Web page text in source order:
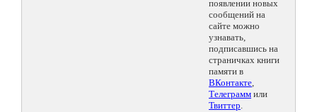
появлении новых
сообщений на
сайте можно
узнавать,
подписавшись на
страничках книги
памяти в
ВКонтакте,
Телеграмм или
Твиттер.